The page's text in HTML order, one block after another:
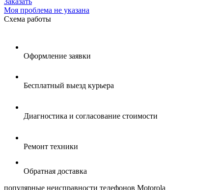
Моя проблема не указана
Схема работы
Оформление заявки
Бесплатный выезд курьера
Диагностика и согласование стоимости
Ремонт техники
Обратная доставка
популярные неисправности телефонов Motorola